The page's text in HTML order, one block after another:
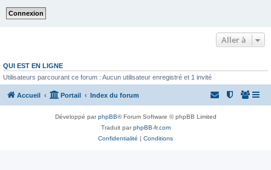
Aller à
QUI EST EN LIGNE
Utilisateurs parcourant ce forum : Aucun utilisateur enregistré et 1 invité
Accueil Portail Index du forum
Développé parphpBB® Forum Software © phpBB Limited
Traduit parphpBB-fr.com
Confidentialité | Conditions